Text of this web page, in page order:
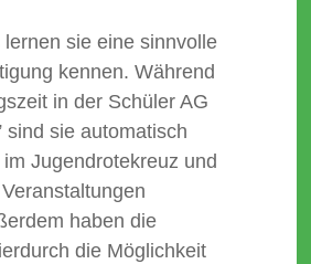
sie eine sinnvolle
kennen. Während
in der Schüler AG
sind sie automatisch
Jugendrotekreuz und
haben die
die Möglichkeit